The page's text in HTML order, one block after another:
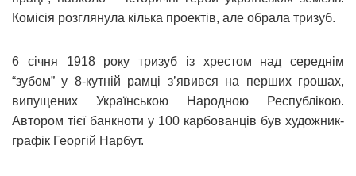
Комісія розглянула кілька проектів, але обрала тризуб.
6 січня 1918 року тризуб із хрестом над середнім
“зубом” у 8-кутній рамці з’явився на перших грошах,
випущених Українською Народною Республікою.
Автором тієї банкноти у 100 карбованців був художник-
графік Георгій Нарбут.